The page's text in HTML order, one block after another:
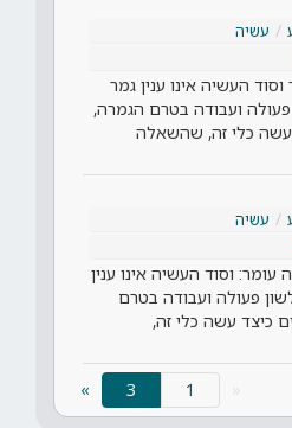
עשיה
העשיה אינו ענין גמר
ועבודה בטרם הגמרה,
עשה כלי זה, שהשאלה
עשיה
וסוד העשיה אינו ענין
פעולה ועבודה בטרם
כיצד עשה כלי זה,
3
(current)
»